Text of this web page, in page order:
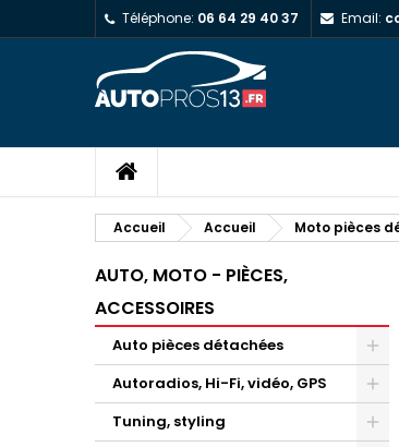
Téléphone: 06 64 29 40 37 Email:
Accueil Accueil Moto pièces
AUTO, MOTO - PIÈCES,
ACCESSOIRES
Auto pièces détachées
Autoradios, Hi-Fi, vidéo, GPS
Tuning, styling